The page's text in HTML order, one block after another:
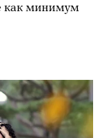
как минимум